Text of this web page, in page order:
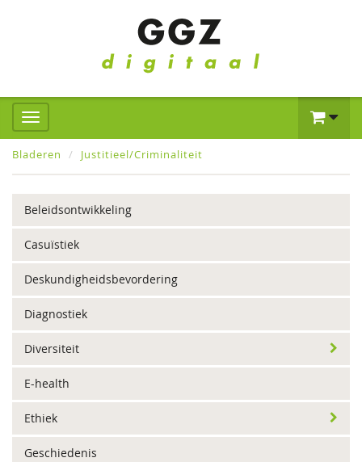
Bladeren Justitieel/Criminaliteit
Beleidsontwikkeling
Casuïstiek
Deskundigheidsbevordering
Diagnostiek
Diversiteit
E-health
Ethiek
Geschiedenis